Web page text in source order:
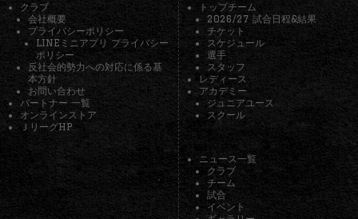
クラブ
会社概要
プライバシーポリシー
LINEミニアプリ プライバシー
ポリシー
反社会的勢力への対応に係る基
本方針
お問い合わせ
パートナー 一覧
オンラインストア
ＪリーグHP
トップチーム
2026/27 試合日程&結果
チケット
スケジュール
選手
スタッフ
レディース
アカデミー
ジュニアユース
スクール
ニュース一覧
クラブ
チーム
試合
イベント